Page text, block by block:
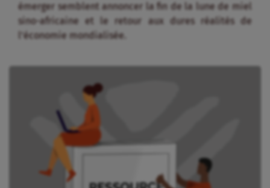
émerger semblent annoncer la fin de la lune de miel
sino-africaine et le retour aux dures réalités de
l’économie mondialisée.